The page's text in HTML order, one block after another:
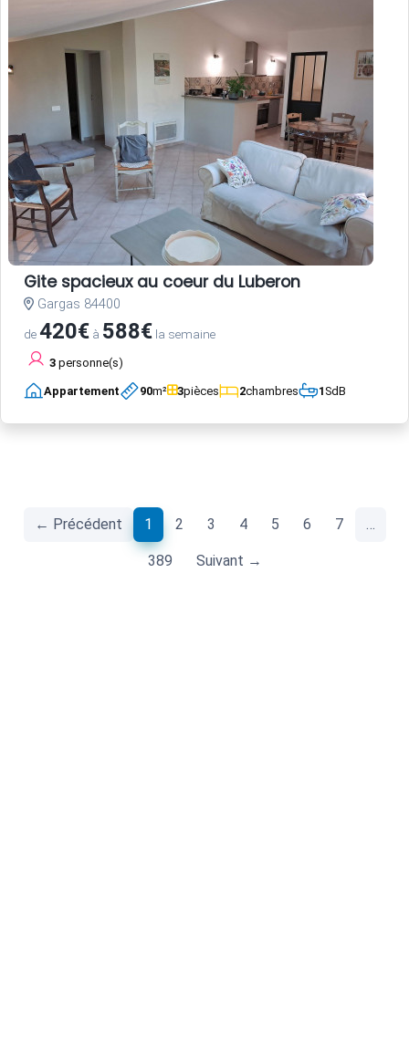
Gite spacieux au coeur du Luberon
Gargas 84400
de420€ à 588€ la semaine
3 personne(s)
Appartement 90m² 3pièces 2chambres 1SdB
← Précédent 1 (current)
2 3 4 5 6 7 …
389 Suivant →